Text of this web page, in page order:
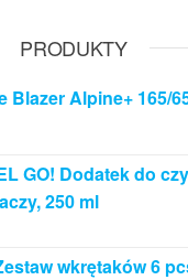
PRODUKTY
Blazer Alpine+ 165/
GO! Dodatek do
250 ml
wkrętaków 6